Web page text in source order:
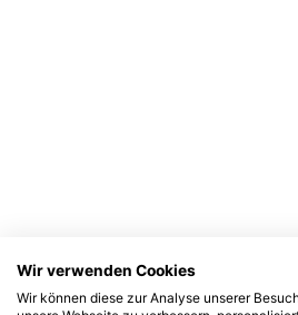
Wir verwenden Cookies
Wir können diese zur Analyse unserer